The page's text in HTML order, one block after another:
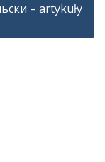
– artykuły